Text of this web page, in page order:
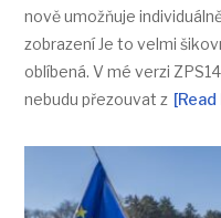
nově umožňuje
zobrazení Je to velmi
oblíbená. V mé verzi
nebudu přezouvat z